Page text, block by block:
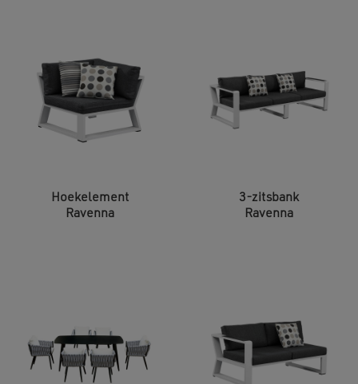
Hoekelement
Ravenna
3-zitsbank
Ravenna